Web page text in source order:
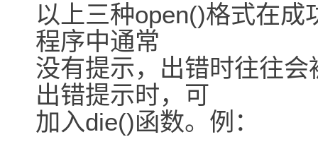
以上三种open()格式在
程序中通常
没有提示，出错时往往
出错提示时，可
加入die()函数。例：